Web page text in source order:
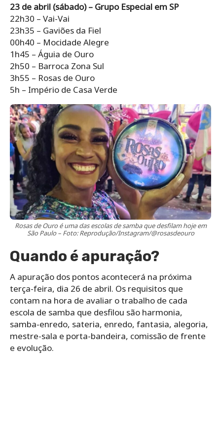
23 de abril (sábado) – Grupo Especial em SP
22h30 – Vai-Vai
23h35 – Gaviões da Fiel
00h40 – Mocidade Alegre
1h45 – Águia de Ouro
2h50 – Barroca Zona Sul
3h55 – Rosas de Ouro
5h – Império de Casa Verde
Rosas de Ouro é uma das escolas de samba que desfilam hoje em
São Paulo – Foto: Reprodução/Instagram/@rosasdeouro
Quando é apuração?
A apuração dos pontos acontecerá na próxima
terça-feira, dia 26 de abril. Os requisitos que
contam na hora de avaliar o trabalho de cada
escola de samba que desfilou são harmonia,
samba-enredo, sateria, enredo, fantasia, alegoria,
mestre-sala e porta-bandeira, comissão de frente
e evolução.